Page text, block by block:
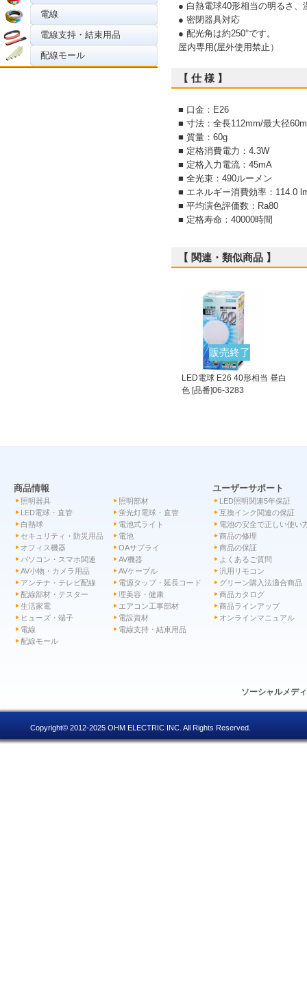
電線
電線支持・結束用品
配線モール
● 白熱電球40形相当の明るさ、
● 密閉器具対応
● 配光角は約250°です。
屋内専用(屋外使用禁止）
【 仕 様 】
■ 口金：E26
■ 寸法：全長112mm/最大径
■ 質量：60g
■ 定格消費電力：4.3W
■ 定格入力電流：45mA
■ 全光束：490ルーメン
■ エネルギー消費効率：114.0
■ 平均演色評価数：Ra80
■ 定格寿命：40000時間
【 関連・類似商品 】
販売終了
LED電球 E26 40形相当 昼白
色 [品番]06-3283
商品情報
照明器具
照明部材
LED電球・直管
蛍光灯電球・直管
白熱球
電池式ライト
セキュリティ・防災用品
電池
オフィス機器
OAサプライ
パソコン・スマホ関連
AV機器
AV小物・カメラ用品
AVケーブル
アンテナ・テレビ配線
電源タップ・延長コード
配線部材・テスター
理美容・健康
生活家電
エアコン工事部材
ヒューズ・端子
電設資材
電線
電線支持・結束用品
配線モール
ユーザーサポート
LED照明関連5年保証
互換インク関連の保証
電池の安全で正しい使い
商品の修理
商品の保証
よくあるご質問
汎用リモコン
グリーン購入法適合商品
商品カタログ
商品ラインアップ
オンラインマニュアル
ソーシャルメデ
Copyright© 2012-2025 OHM ELECTRIC INC. All Rights Reserved.